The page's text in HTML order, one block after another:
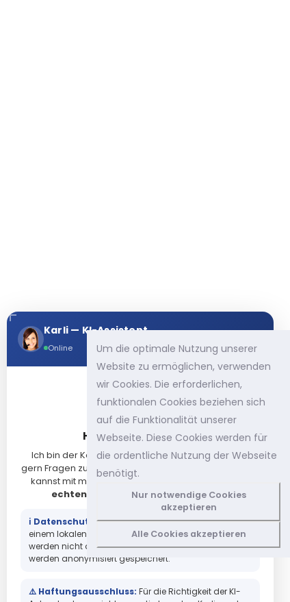
Karli — KI-Assistent
Online
HALLO, ICH BIN KARLI! 👋
Ich bin der Karley KI-Assistent und beantworte Dir
gern Fragen zu unseren Produkten und Leistungen. Du
kannst mit mir schreiben — oder
echten Menschen verbinden lassen.
ℹ️ Datenschutz-Hinweis:Antworten werden von
einem lokalen KI-Modell generiert. Deine Eingaben
werden nicht an Dritte weitergegeben. Gespräche
werden anonymisiert gespeichert.
⚠️ Haftungsausschluss: Für die Richtigkeit der KI-
Um die optimale Nutzung unserer
Website zu ermöglichen, verwenden
wir Cookies. Die erforderlichen,
funktionalen Cookies beziehen sich
auf die Funktionalität unserer
Webseite. Diese Cookies werden für
die ordentliche Nutzung der Webseite
benötigt.
Nur notwendige Cookies
akzeptieren
Alle Cookies akzeptieren